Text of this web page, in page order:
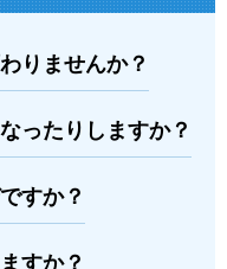
りませんか？
ったりしますか？
すか？
すか？